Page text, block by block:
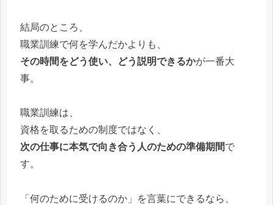
結局のところ、
職業訓練で何を学んだかよりも、
その時間をどう使い、どう説明できるかが一番大
事。
職業訓練は、
資格を取るための制度ではなく、
次の仕事に本気で向き合う人のための準備期間で
す。
「何のために受けるのか」を言葉にできるなら、